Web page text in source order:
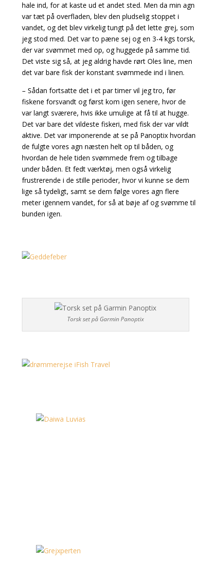
hale ind, for at kaste ud et andet sted. Men da min agn
var tæt på overfladen, blev den pludselig stoppet i
vandet, og det blev virkelig tungt på det lette grej, som
jeg stod med. Det var to pæne sej og en 3-4 kgs torsk,
der var svømmet med op, og huggede på samme tid.
Det viste sig så, at jeg aldrig havde rørt Oles line, men
det var bare fisk der konstant svømmede ind i linen.
– Sådan fortsatte det i et par timer vil jeg tro, før
fiskene forsvandt og først kom igen senere, hvor de
var langt sværere, hvis ikke umulige at få til at hugge.
Det var bare det vildeste fiskeri, med fisk der var vildt
aktive. Det var imponerende at se på Panoptix hvordan
de fulgte vores agn næsten helt op til båden, og
hvordan de hele tiden svømmede frem og tilbage
under båden. Et fedt værktøj, men også virkelig
frustrerende i de stille perioder, hvor vi kunne se dem
lige så tydeligt, samt se dem følge vores agn flere
meter igennem vandet, for så at bøje af og svømme til
bunden igen.
Torsk set på Garmin Panoptix